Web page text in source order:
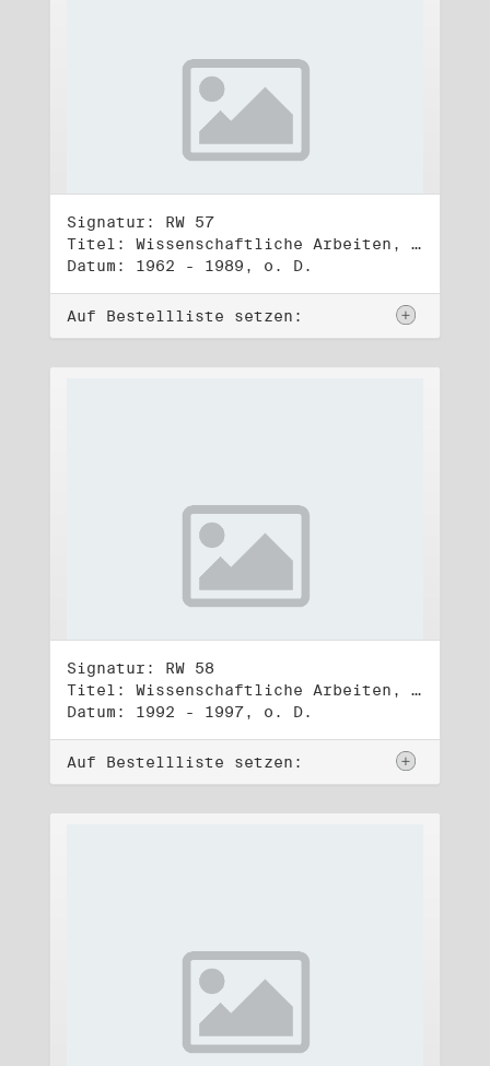
Signatur: RW 57
Titel: Wissenschaftliche Arbeiten, Studien und Manuskripte Dritter (1)
Datum: 1962 - 1989, o. D.
Auf Bestellliste setzen:
Signatur: RW 58
Titel: Wissenschaftliche Arbeiten, Studien und Manuskripte Dritter (2)
Datum: 1992 - 1997, o. D.
Auf Bestellliste setzen: